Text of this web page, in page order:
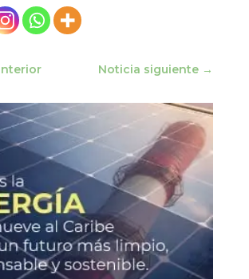
Noticia siguiente →